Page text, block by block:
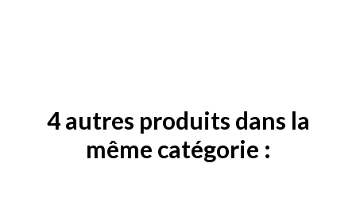
4 autres produits dans la
même catégorie :